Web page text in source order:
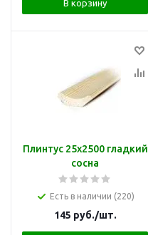
В корзину
Плинтус 25х2500 гладкий
сосна
Есть в наличии (220)
145 руб./шт.